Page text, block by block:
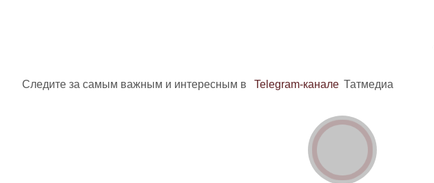
Следите за самым важным и интересным в Telegram-канале Татмедиа